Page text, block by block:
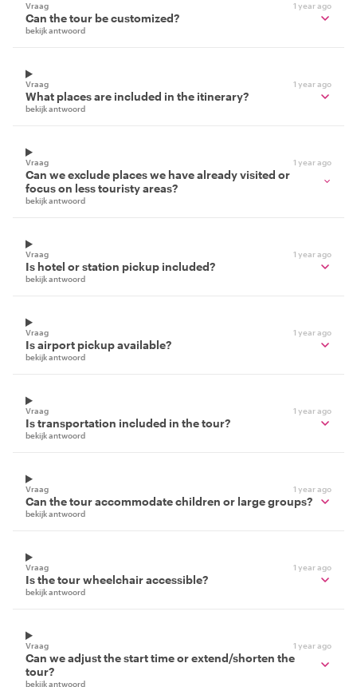
Vraag 1 year ago
Can the tour be customized?
bekijk antwoord
Vraag 1 year ago
What places are included in the itinerary?
bekijk antwoord
Vraag 1 year ago
Can we exclude places we have already visited or
focus on less touristy areas?
bekijk antwoord
Vraag 1 year ago
Is hotel or station pickup included?
bekijk antwoord
Vraag 1 year ago
Is airport pickup available?
bekijk antwoord
Vraag 1 year ago
Is transportation included in the tour?
bekijk antwoord
Vraag 1 year ago
Can the tour accommodate children or large groups?
bekijk antwoord
Vraag 1 year ago
Is the tour wheelchair accessible?
bekijk antwoord
Vraag 1 year ago
Can we adjust the start time or extend/shorten the
tour?
bekijk antwoord